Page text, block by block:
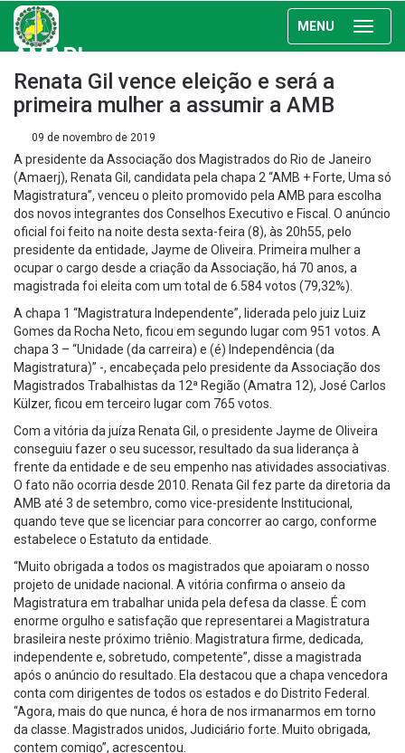
MENU
AMAPI
Renata Gil vence eleição e será a
primeira mulher a assumir a AMB
09 de novembro de 2019
A presidente da Associação dos Magistrados do Rio de Janeiro
(Amaerj), Renata Gil, candidata pela chapa 2 “AMB + Forte, Uma só
Magistratura”, venceu o pleito promovido pela AMB para escolha
dos novos integrantes dos Conselhos Executivo e Fiscal. O anúncio
oficial foi feito na noite desta sexta-feira (8), às 20h55, pelo
presidente da entidade, Jayme de Oliveira. Primeira mulher a
ocupar o cargo desde a criação da Associação, há 70 anos, a
magistrada foi eleita com um total de 6.584 votos (79,32%).
A chapa 1 “Magistratura Independente”, liderada pelo juiz Luiz
Gomes da Rocha Neto, ficou em segundo lugar com 951 votos. A
chapa 3 – “Unidade (da carreira) e (é) Independência (da
Magistratura)” -, encabeçada pelo presidente da Associação dos
Magistrados Trabalhistas da 12ª Região (Amatra 12), José Carlos
Külzer, ficou em terceiro lugar com 765 votos.
Com a vitória da juíza Renata Gil, o presidente Jayme de Oliveira
conseguiu fazer o seu sucessor, resultado da sua liderança à
frente da entidade e de seu empenho nas atividades associativas.
O fato não ocorria desde 2010. Renata Gil fez parte da diretoria da
AMB até 3 de setembro, como vice-presidente Institucional,
quando teve que se licenciar para concorrer ao cargo, conforme
estabelece o Estatuto da entidade.
“Muito obrigada a todos os magistrados que apoiaram o nosso
projeto de unidade nacional. A vitória confirma o anseio da
Magistratura em trabalhar unida pela defesa da classe. É com
enorme orgulho e satisfação que representarei a Magistratura
brasileira neste próximo triênio. Magistratura firme, dedicada,
independente e, sobretudo, competente”, disse a magistrada
após o anúncio do resultado. Ela destacou que a chapa vencedora
conta com dirigentes de todos os estados e do Distrito Federal.
“Agora, mais do que nunca, é hora de nos irmanarmos em torno
da classe. Magistrados unidos, Judiciário forte. Muito obrigada,
contem comigo”, acrescentou.